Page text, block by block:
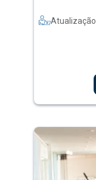
Atualização